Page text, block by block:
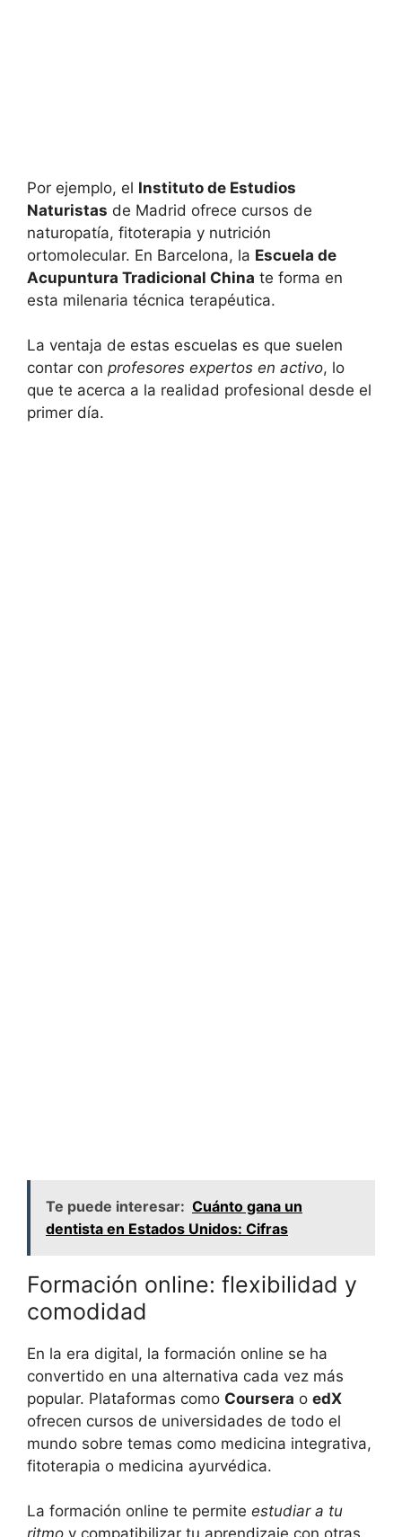
Por ejemplo, el Instituto de Estudios
Naturistas de Madrid ofrece cursos de
naturopatía, fitoterapia y nutrición
ortomolecular. En Barcelona, la Escuela de
Acupuntura Tradicional China te forma en
esta milenaria técnica terapéutica.
La ventaja de estas escuelas es que suelen
contar con profesores expertos en activo, lo
que te acerca a la realidad profesional desde el
primer día.
Te puede interesar: Cuánto gana un
dentista en Estados Unidos: Cifras
Formación online: flexibilidad y
comodidad
En la era digital, la formación online se ha
convertido en una alternativa cada vez más
popular. Plataformas como Coursera o edX
ofrecen cursos de universidades de todo el
mundo sobre temas como medicina integrativa,
fitoterapia o medicina ayurvédica.
La formación online te permite estudiar a tu